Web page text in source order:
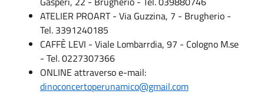
ATELIER PROART - Via Guzzina, 7 - Brugherio -
Tel. 3391240185
CAFFÈ LEVI - Viale Lombarrdia, 97 - Cologno M.se
- Tel. 0227307366
ONLINE attraverso e-mail:
dinoconcertoperunamico@gmail.com